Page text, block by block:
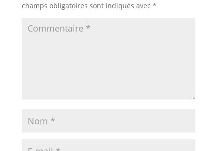
champs obligatoires sont indiqués avec *